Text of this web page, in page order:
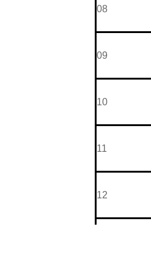
08
09
10
11
12